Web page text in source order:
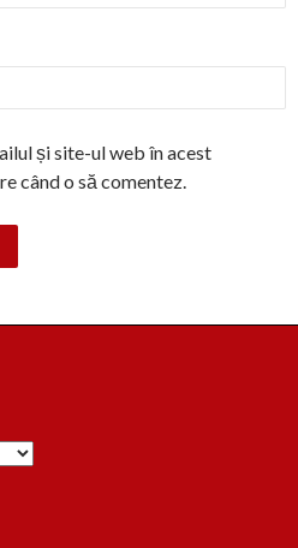
și site-ul web în acest
când o să comentez.